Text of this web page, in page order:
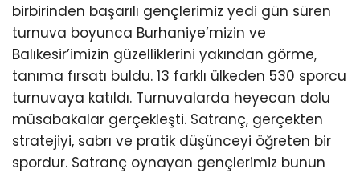
birbirinden başarılı gençlerimiz yedi gün süren
turnuva boyunca Burhaniye’mizin ve
Balıkesir’imizin güzelliklerini yakından görme,
tanıma fırsatı buldu. 13 farklı ülkeden 530 sporcu
turnuvaya katıldı. Turnuvalarda heyecan dolu
müsabakalar gerçekleşti. Satranç, gerçekten
stratejiyi, sabrı ve pratik düşünceyi öğreten bir
spordur. Satranç oynayan gençlerimiz bunun